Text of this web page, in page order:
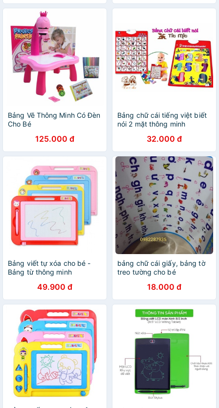
Bảng Vẽ Thông Minh Có Đèn
Cho Bé
125.000 đ
Bảng chữ cái tiếng việt biết
nói 2 mặt thông minh
32.000 đ
Bảng viết tự xóa cho bé -
Bảng từ thông minh
49.900 đ
bảng chữ cái giấy, bảng tờ
treo tường cho bé
18.000 đ